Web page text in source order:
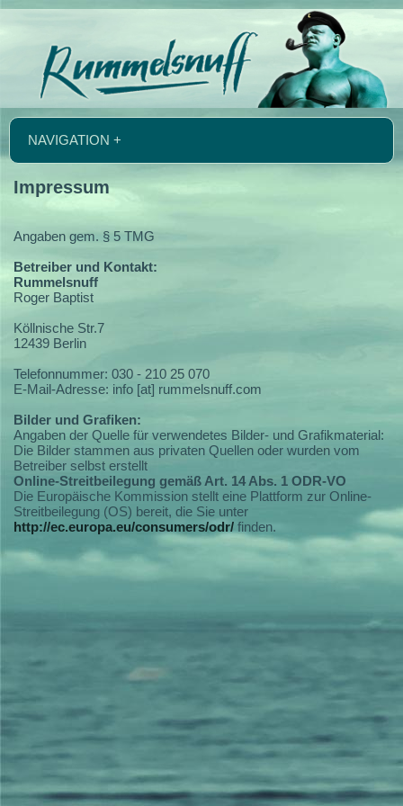
NAVIGATION +
Impressum
Angaben gem. § 5 TMG
Betreiber und Kontakt:
Rummelsnuff
Roger Baptist
Köllnische Str.7
12439 Berlin
Telefonnummer: 030 - 210 25 070
E-Mail-Adresse: info [at] rummelsnuff.com
Bilder und Grafiken:
Angaben der Quelle für verwendetes Bilder- und Grafikmaterial:
Die Bilder stammen aus privaten Quellen oder wurden vom
Betreiber selbst erstellt
Online-Streitbeilegung gemäß Art. 14 Abs. 1 ODR-VO
Die Europäische Kommission stellt eine Plattform zur Online-
Streitbeilegung (OS) bereit, die Sie unter
http://ec.europa.eu/consumers/odr/ finden.